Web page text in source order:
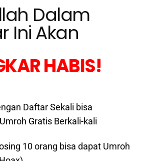
Dalam
Ini Akan
HABIS!
Daftar Sekali bisa
Gratis Berkali-kali
10 orang bisa dapat Umroh